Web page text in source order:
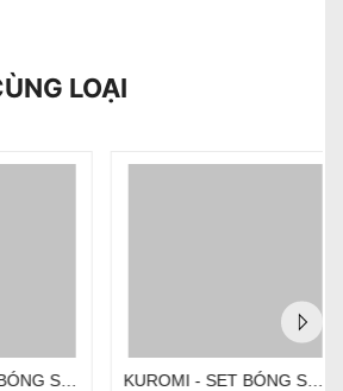
LOẠI
KUROMI - SET BÓNG SINH NHẬT CHO BÉ GÁI KÈM BÓNG CHỮ SD-KC015
KUROMI - SET BÓNG SINH NHẬT CHO BÉ GÁI KÈM BÓNG CHỮ SD-KC014